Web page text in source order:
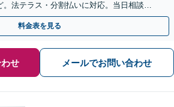
。法テラス・分割払いに対応。当日相談対
年以上】
料金表を見る
せ メールでお問い合わせ